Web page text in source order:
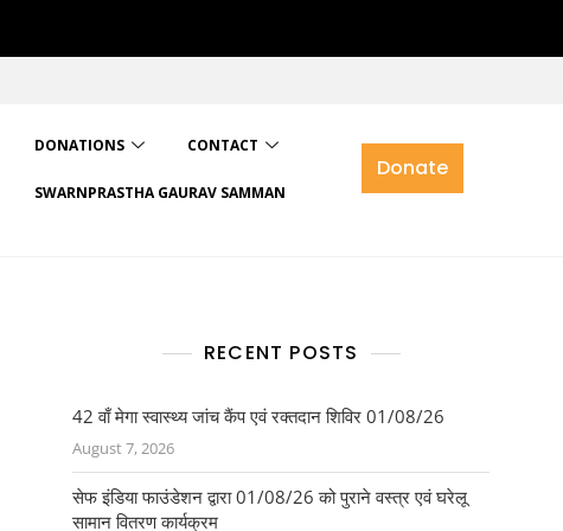
DONATIONS CONTACT
SWARNPRASTHA GAURAV SAMMAN
Donate
RECENT POSTS
42 वाँ मेगा स्वास्थ्य जांच कैंप एवं रक्तदान शिविर 01/08/26
August 7, 2026
सेफ इंडिया फाउंडेशन द्वारा 01/08/26 को पुराने वस्त्र एवं घरेलू
सामान वितरण कार्यक्रम